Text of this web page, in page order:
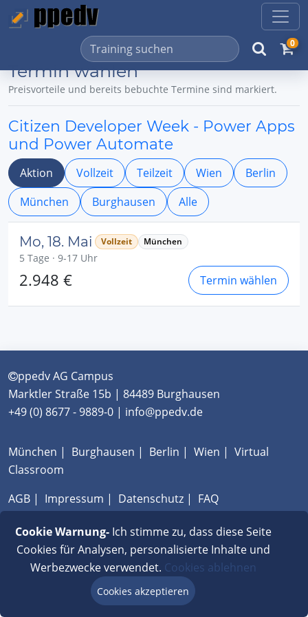
0
Termin wählen
Preisvorteile und bereits bebuchte Termine sind markiert.
Citizen Developer Week - Power Apps
und Power Automate
Aktion Vollzeit Teilzeit Wien
Berlin
München
Burghausen Alle
Mo, 18. Mai Vollzeit München
5 Tage · 9-17 Uhr
2.948 € Termin wählen
ppedv AG Campus
Marktler Straße 15b | 84489 Burghausen
+49 (0) 8677 - 9889-0 | info@ppedv.de
München | Burghausen | Berlin | Wien | Virtual
Classroom
AGB | Impressum | Datenschutz | FAQ
Cookie Warnung-Ich stimme zu, dass diese Seite
Cookies für Analysen, personalisierte Inhalte und
Werbezwecke verwendet. Cookies ablehnen
Cookies akzeptieren